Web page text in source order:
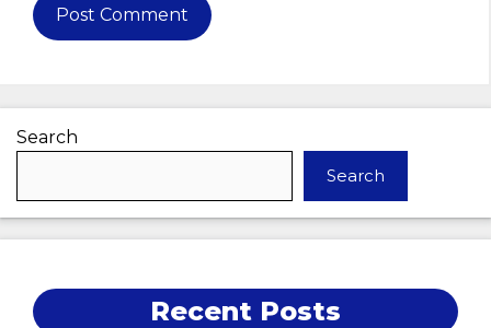
Search
Search
Recent Posts